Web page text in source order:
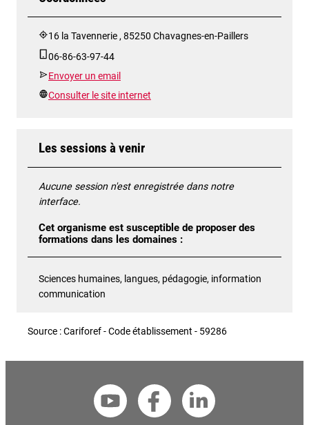
16 la Tavennerie , 85250 Chavagnes-en-Paillers
06-86-63-97-44
Envoyer un email
Consulter le site internet
Les sessions à venir
Aucune session n'est enregistrée dans notre
interface.
Cet organisme est susceptible de proposer des
formations dans les domaines :
Sciences humaines, langues, pédagogie, information
communication
Source : Cariforef - Code établissement - 59286